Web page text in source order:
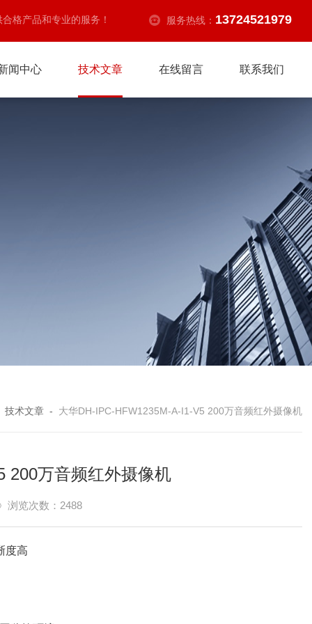
格产品和专业的服务！ 服务热线： 13724521979
闻中心 技术文章 在线留言 联系我们
技术文章 - 大华DH-IPC-HFW1235M-A-I1-V5 200万音频红外摄像机
200万音频红外摄像机
浏览次数：2488
度高